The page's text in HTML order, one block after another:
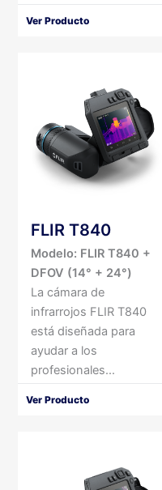
Ver Producto
FLIR T840
Modelo: FLIR T840 +
DFOV (14° + 24°)
La cámara de
infrarrojos FLIR T840
está diseñada para
ayudar a los
profesionales...
Ver Producto